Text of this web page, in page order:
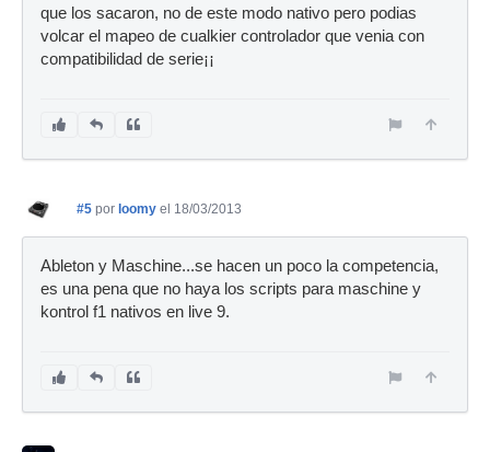
que los sacaron, no de este modo nativo pero podias
volcar el mapeo de cualkier controlador que venia con
compatibilidad de serie¡¡
#5 por loomy el 18/03/2013
Ableton y Maschine...se hacen un poco la competencia,
es una pena que no haya los scripts para maschine y
kontrol f1 nativos en live 9.